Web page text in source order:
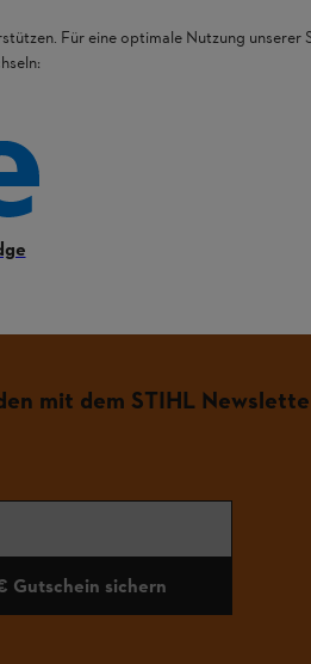
mit dem STIHL
Gutschein sichern
Für eine optimale Nutzung unserer